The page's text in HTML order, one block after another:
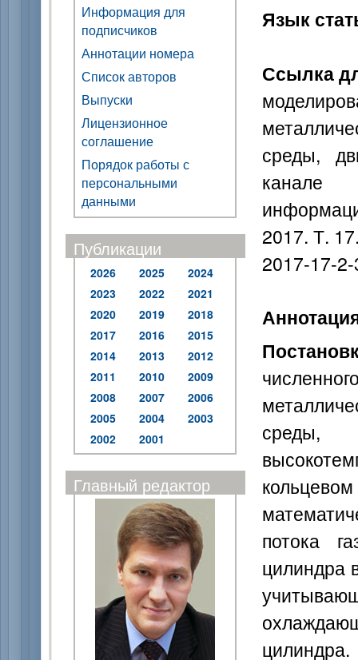
Информация для
подписчиков
Аннотации номера
Список авторов
Выпуски
Лицензионное
соглашение
Порядок работы с
персональными
данными
Публикации
2026 2025
2024
2023
2022
2021
2020
2019
2018
2017
2016
2015
2014
2013
2012
2011
2010
2009
2008
2007
2006
2005
2004
2003
2002
2001
Главный редактор
Язык
Ссылка
среды,
канале
2017. Т.
2017-17-
среды,
потока
цилиндра